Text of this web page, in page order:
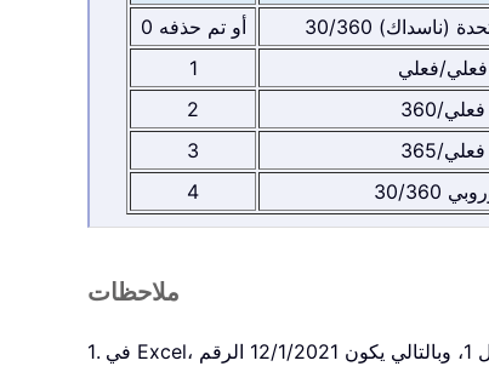
0 أو تم حذفه
(ناسداك) 30/360
1
فعلي/فعلي
2
فعلي/360
3
فعلي/365
4
30/360
ملاحظات
1. في Excel، يمكن استخدام التواريخ في العمليات الحسابية لأنها مخزَّنة كأرقام متسلسلة. بشكل افتراضي، يكون 1/1/1900 الرقم المتسلسل 1، وبالتالي يكون 12/1/2021 الرقم